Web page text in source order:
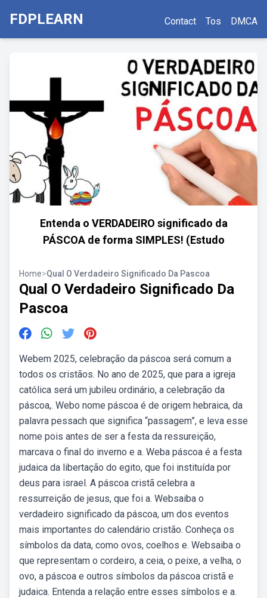
FDPLEARN Contact Tos DMCA
Entenda o VERDADEIRO significado da
PÁSCOA de forma SIMPLES! (Estudo
Home>Qual O Verdadeiro Significado Da Pascoa
Qual O Verdadeiro Significado Da
Pascoa
Webem 2025, celebração da páscoa será comum a
todos os cristãos. No ano de 2025, que para a igreja
católica será um jubileu ordinário, a celebração da
páscoa,. Webo nome páscoa é de origem hebraica, da
palavra pessach que significa “passagem”, e leva esse
nome pois antes de ser a festa da ressureição,
marcava o final do inverno e a. Weba páscoa é a festa
judaica da libertação do egito, que foi instituída por
deus para israel. A páscoa cristã celebra a
ressurreição de jesus, que foi a. Websaiba o
verdadeiro significado da páscoa, um dos eventos
mais importantes do calendário cristão. Conheça os
símbolos da data, como ovos, coelhos e. Websaiba o
que representam o cordeiro, a ceia, o peixe, a velha, o
ovo, a páscoa e outros símbolos da páscoa cristã e
judaica. Entenda a relação entre esses símbolos e a.